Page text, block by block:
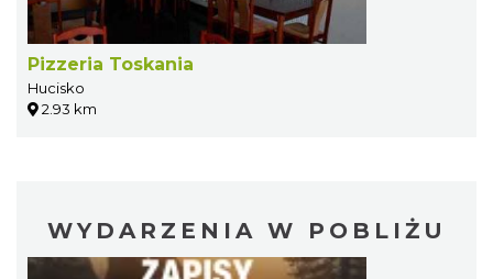
Pizzeria Toskania
Hucisko
2.93 km
WYDARZENIA W POBLIŻU